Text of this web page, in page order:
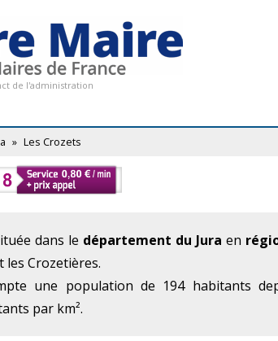
de l'administration
» Les Crozets
dans le département du Jura en
les Crozetières.
une population de 194 habitants
par km².